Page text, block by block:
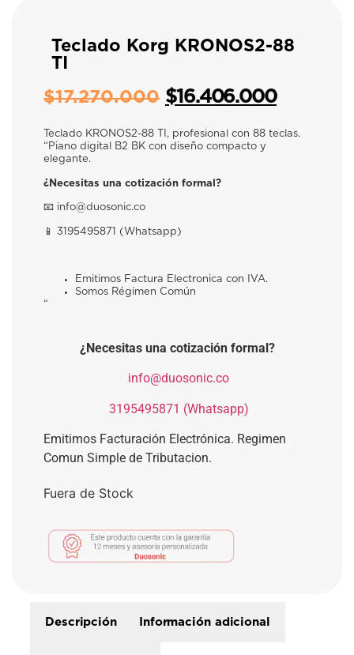
Teclado Korg KRONOS2-88
TI
$17.270.000 $16.406.000
Teclado KRONOS2-88 TI, profesional con 88 teclas.
“Piano digital B2 BK con diseño compacto y
elegante.
¿Necesitas una cotización formal?
📧​ info@duosonic.co
📱​ 3195495871 (Whatsapp)
Emitimos Factura Electronica con IVA.
Somos Régimen Común
“
¿Necesitas una cotización formal?
info@duosonic.co
3195495871 (Whatsapp)
Emitimos Facturación Electrónica. Regimen
Comun Simple de Tributacion.
Fuera de Stock
Descripción Información adicional